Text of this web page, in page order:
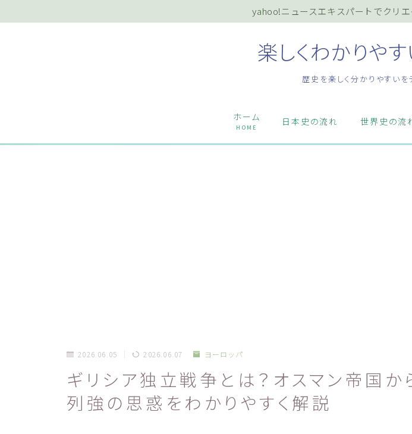
yahoo!ニュースエキスパートでクリエ
楽しくわかりや
歴史を楽しく分かりやすいを
ホーム
HOME
日本史の流れ 世界史の流
ホーム
2026.06.05 2026.06.07 ヨーロッパ
ギリシア独立戦争とは？オスマン帝国か
列強の思惑をわかりやすく解説